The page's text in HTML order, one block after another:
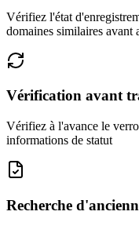
Vérifiez l'état
domaines similaires avant
Vérification avant
Vérifiez à l'avance le
informations de statut
Recherche